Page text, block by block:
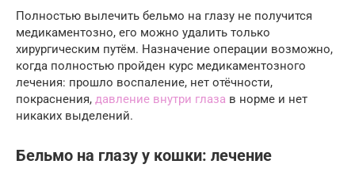
Полностью вылечить бельмо на глазу не получится
медикаментозно, его можно удалить только
хирургическим путём. Назначение операции возможно,
когда полностью пройден курс медикаментозного
лечения: прошло воспаление, нет отёчности,
покраснения, давление внутри глаза в норме и нет
никаких выделений.
Бельмо на глазу у кошки: лечение